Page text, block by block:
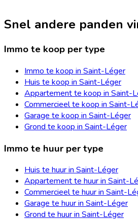
Snel andere panden
Immo te koop per type
Immo te koop in Saint-Léger
Huis te koop in Saint-Léger
Appartement te koop in Saint-
Commercieel te koop in Saint-
Garage te koop in Saint-Léger
Grond te koop in Saint-Léger
Immo te huur per type
Huis te huur in Saint-Léger
Appartement te huur in Saint-
Commercieel te huur in Saint-
Garage te huur in Saint-Léger
Grond te huur in Saint-Léger